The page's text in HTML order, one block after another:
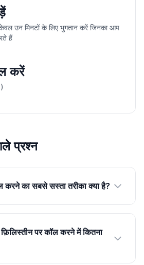
उन मिनटों के लिए भुगतान करें जिनका आप
हैं
करें
प्रश्न
करने का सबसे सस्ता तरीका क्या है?
पर कॉल करने में कितना